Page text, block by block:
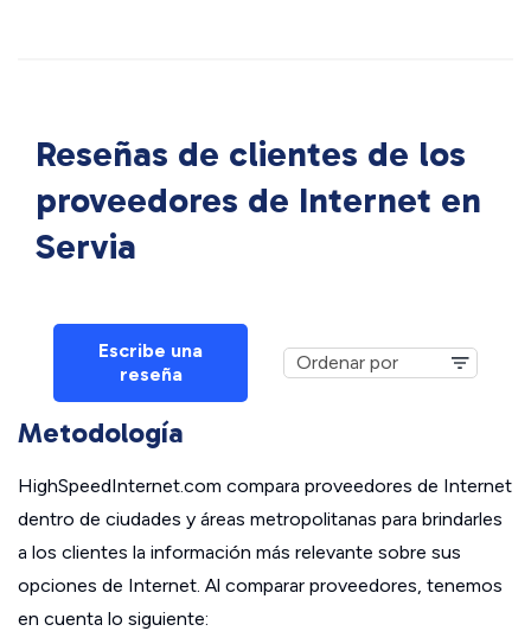
Reseñas de clientes de los
proveedores de Internet en
Servia
Escribe una
reseña
Metodología
HighSpeedInternet.com compara proveedores de Internet
dentro de ciudades y áreas metropolitanas para brindarles
a los clientes la información más relevante sobre sus
opciones de Internet. Al comparar proveedores, tenemos
en cuenta lo siguiente: